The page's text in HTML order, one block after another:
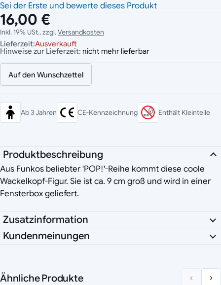
Sei der Erste und bewerte dieses Produkt
16,00 €
Inkl. 19% USt., zzgl.Versandkosten
Lieferzeit:Ausverkauft
Hinweise zur Lieferzeit: nicht mehr lieferbar
Auf den Wunschzettel
Ab 3 Jahren CE-Kennzeichnung Enthält Kleinteile
Produktbeschreibung
Aus Funkos beliebter 'POP!'-Reihe kommt diese coole
Wackelkopf-Figur. Sie ist ca. 9 cm groß und wird in einer
Fensterbox geliefert.
Zusatzinformation
Kundenmeinungen
Ähnliche Produkte